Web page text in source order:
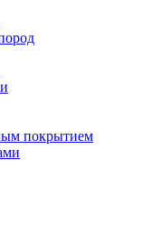
покрытием